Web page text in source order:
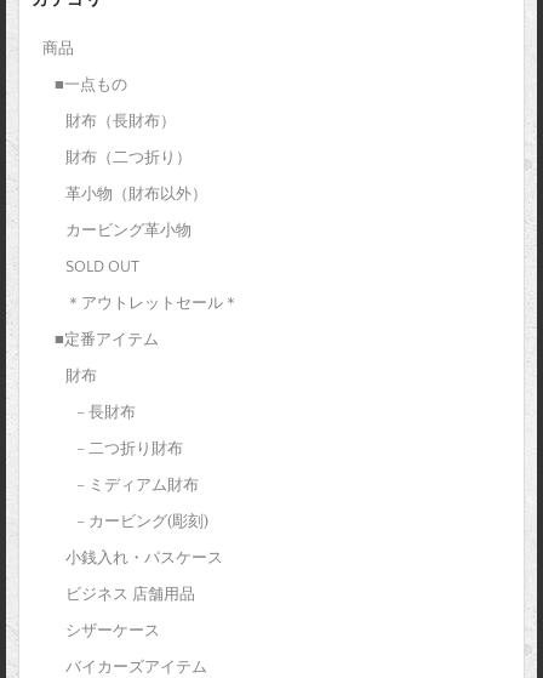
商品
■一点もの
財布（長財布）
財布（二つ折り）
革小物（財布以外）
カービング革小物
SOLD OUT
＊アウトレットセール＊
■定番アイテム
財布
– 長財布
– 二つ折り財布
– ミディアム財布
– カービング(彫刻)
小銭入れ・パスケース
ビジネス 店舗用品
シザーケース
バイカーズアイテム